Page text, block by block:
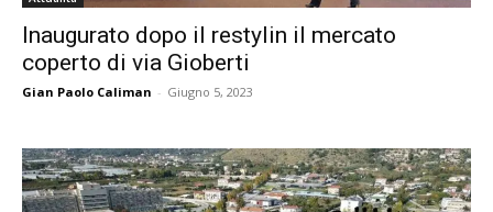
Inaugurato dopo il restylin il mercato
coperto di via Gioberti
Gian Paolo Caliman - Giugno 5, 2023